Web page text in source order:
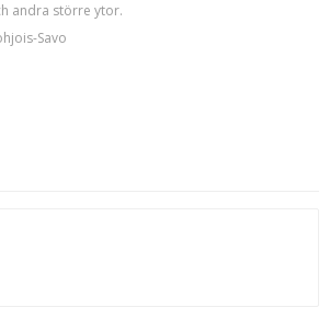
andra större ytor.
Savo